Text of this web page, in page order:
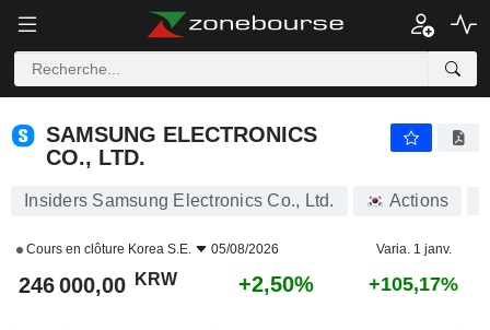
SAMSUNG ELECTRONICS
CO., LTD.
Insiders Samsung Electronics Co., Ltd. Actions
Cours en clôture Korea S.E. 05/08/2026 Varia. 1 janv.
246 000,00 KRW +2,50% +105,17%